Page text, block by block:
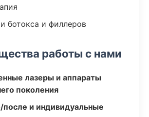
ботокса и филлеров
работы с нами
лазеры и аппараты
поколения
и индивидуальные